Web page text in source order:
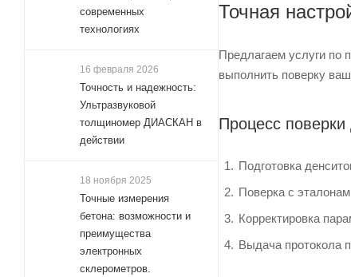
Точная
Предлагаем услуги по
выполнить поверку
Процесс поверки
Подготовка
Поверка с
Корректировка
Выдача протокола
современных
технологиях
16 февраля 2026
Точность и надежность:
Ультразвуковой
толщиномер ДИАСКАН в
действии
18 ноября 2025
Точные измерения
бетона: возможности и
преимущества
электронных
склерометров.